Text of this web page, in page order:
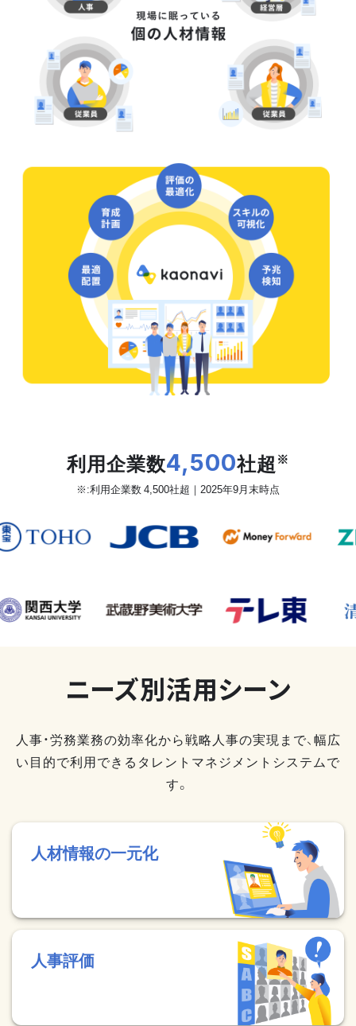
利用企業数4,500社超 ※
※:利用企業数 4,500社超｜2025年9月末時点
ニーズ別活用シーン
人事・労務業務の効率化から戦略人事の実現まで、幅広
い目的で利用できるタレントマネジメントシステムで
す。
人材情報の一元化
人事評価